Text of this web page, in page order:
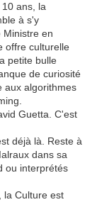
ans, la
à s'y
Ministre en
offre culturelle
petite bulle
de curiosité
aux algorithmes
Guetta. C'est
déjà là. Reste à
dans sa
ou interprétés
la Culture est